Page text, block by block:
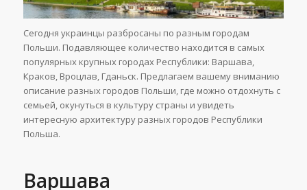
Сегодня украинцы разбросаны по разным городам
Польши. Подавляющее количество находится в самых
популярных крупных городах Республики: Варшава,
Краков, Вроцлав, Гданьск. Предлагаем вашему вниманию
описание разных городов Польши, где можно отдохнуть с
семьей, окунуться в культуру страны и увидеть
интересную архитектуру разных городов Республики
Польша.
Варшава